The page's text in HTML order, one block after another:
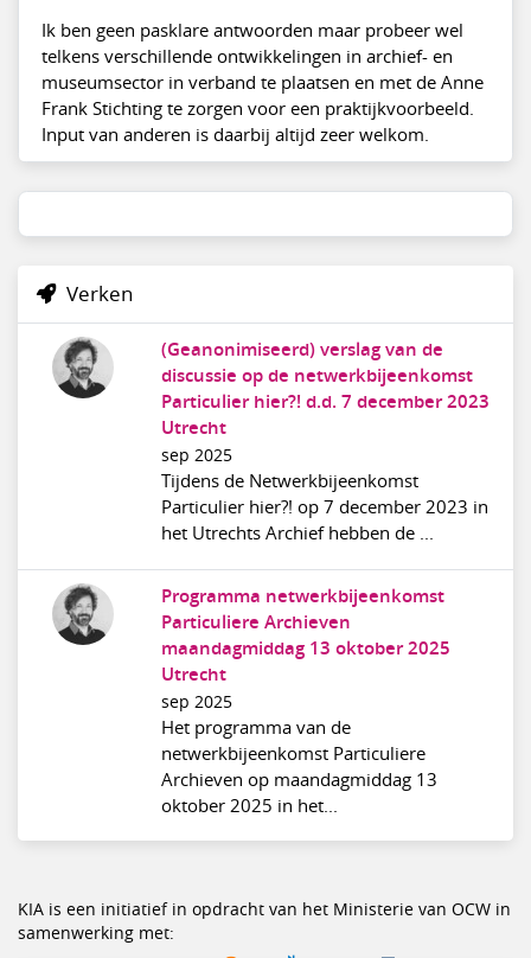
Ik ben geen pasklare antwoorden maar probeer wel
telkens verschillende ontwikkelingen in archief- en
museumsector in verband te plaatsen en met de Anne
Frank Stichting te zorgen voor een praktijkvoorbeeld.
Input van anderen is daarbij altijd zeer welkom.
Verken
(Geanonimiseerd) verslag van de
discussie op de netwerkbijeenkomst
Particulier hier?! d.d. 7 december 2023
Utrecht
sep 2025
Tijdens de Netwerkbijeenkomst
Particulier hier?! op 7 december 2023 in
het Utrechts Archief hebben de ...
Programma netwerkbijeenkomst
Particuliere Archieven
maandagmiddag 13 oktober 2025
Utrecht
sep 2025
Het programma van de
netwerkbijeenkomst Particuliere
Archieven op maandagmiddag 13
oktober 2025 in het...
KIA is een initiatief in opdracht van het Ministerie van OCW in
samenwerking met: